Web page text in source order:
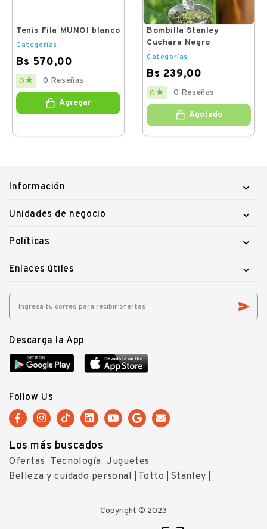
Tenis Fila MUNOI blanco
Categorías
Bs 570,00
Price
0  0 Reseñas
Agregar
Bombilla Stanley
Cuchara Negro
Categorías
Bs 239,00
Price
0  0 Reseñas
Agotado
Información 
Unidades de negocio 
Políticas 
Enlaces útiles 
Descarga la App
Follow Us
Los más buscados
Ofertas Tecnología Juguetes
Belleza y cuidado personal
Totto Stanley
Copyright © 2023